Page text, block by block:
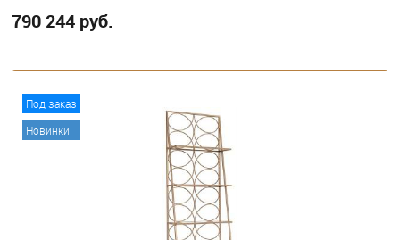
790 244 руб.
Под заказ
Новинки